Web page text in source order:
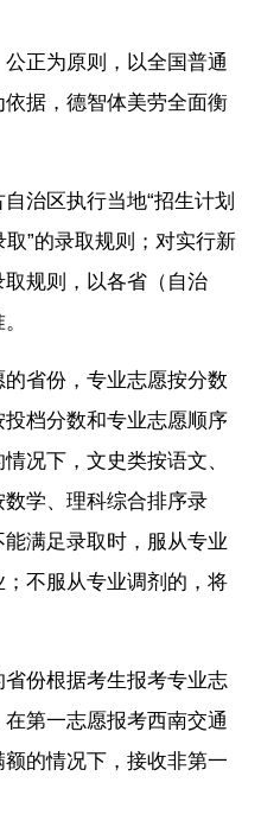
正为原则，以全国普通
据，德智体美劳全面衡
治区执行当地“招生计划
”的录取规则；对实行新
规则，以各省（自治
省份，专业志愿按分数
档分数和专业志愿顺序
况下，文史类按语文、
学、理科综合排序录
满足录取时，服从专业
不服从专业调剂的，将
份根据考生报考专业志
第一志愿报考西南交通
的情况下，接收非第一